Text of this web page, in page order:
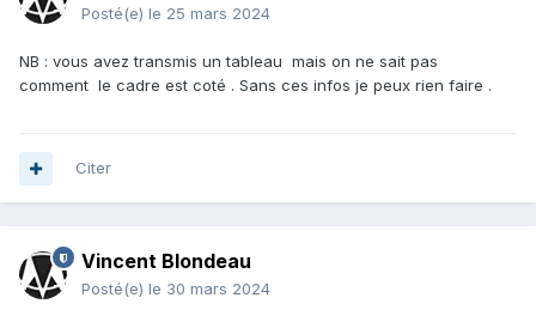
Posté(e) le 25 mars 2024
NB : vous avez transmis un tableau mais on ne sait pas
comment le cadre est coté . Sans ces infos je peux rien faire .
Citer
Vincent Blondeau
Posté(e) le 30 mars 2024